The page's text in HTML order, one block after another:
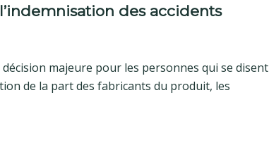
des accidents
majeure pour les personnes qui se disent
de la part des fabricants du produit, les